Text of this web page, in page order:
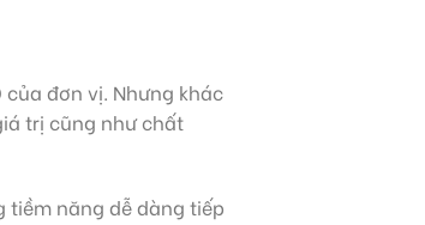
đơn vị. Nhưng khác
trị cũng như chất
tiềm năng dễ dàng tiếp